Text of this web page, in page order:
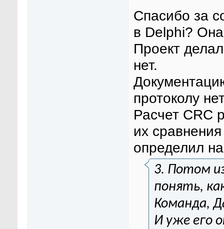
Спасибо за
в Delphi?
Проект
нет.
протоколу
Расчет CRC
их
определил
3. Потом
понять,
Команда,
И уже его